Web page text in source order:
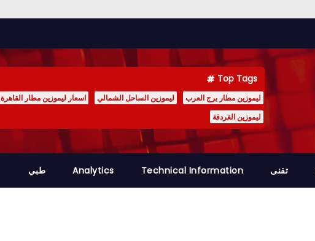
Top Tags
ليموزين مطار برج العرب ليموزين الساحل الشمالي اسعار ليموزين مطار القاهرة
ليموزين الغردقة
تقنى Technical Information
Analytics طبي